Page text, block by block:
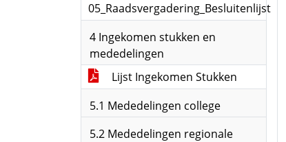
05_Raadsvergadering_Besluitenlijst
4 Ingekomen stukken en
mededelingen
Lijst Ingekomen Stukken
5.1 Mededelingen college
5.2 Mededelingen regionale